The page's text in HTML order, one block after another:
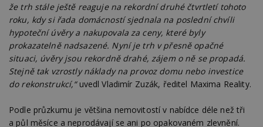
že trh stále ještě reaguje na rekordní druhé čtvrtletí tohoto
roku, kdy si řada domácností sjednala na poslední chvíli
hypoteční úvěry a nakupovala za ceny, které byly
prokazatelně nadsazené. Nyní je trh v přesně opačné
situaci, úvěry jsou rekordně drahé, zájem o ně se propadá.
Stejně tak vzrostly náklady na provoz domu nebo investice
do rekonstrukcí,“uvedl Vladimír Zuzák, ředitel Maxima Reality.
Podle průzkumu je většina nemovitostí v nabídce déle než tři
a půl měsíce a neprodávají se ani po opakovaném zlevnění.